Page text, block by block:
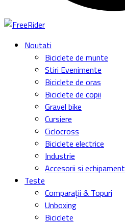
Noutati
Biciclete de munte
Stiri Evenimente
Biciclete de oras
Biciclete de copii
Gravel bike
Cursiere
Ciclocross
Biciclete electrice
Industrie
Accesorii si echipament
Teste
Comparații & Topuri
Unboxing
Biciclete